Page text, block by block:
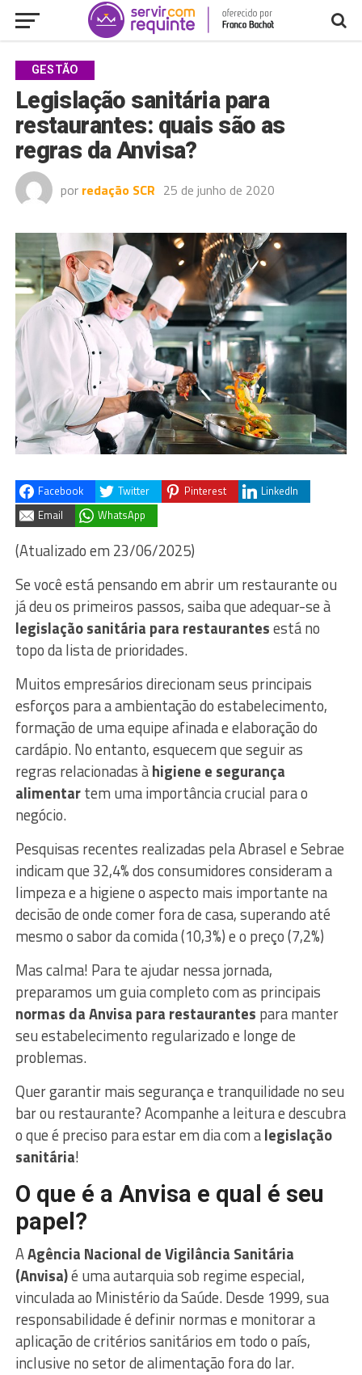
GESTÃO
Legislação sanitária para
restaurantes: quais são as
regras da Anvisa?
por redação SCR 25 de junho de 2020
Facebook Twitter Pinterest
LinkedIn
Email
WhatsApp
(Atualizado em 23/06/2025)
Se você está pensando em abrir um restaurante ou
já deu os primeiros passos, saiba que adequar-se à
legislação sanitária para restaurantesestá no
topo da lista de prioridades.
Muitos empresários direcionam seus principais
esforços para a ambientação do estabelecimento,
formação de uma equipe afinada e elaboração do
cardápio. No entanto, esquecem que seguir as
regras relacionadas àhigiene e segurança
alimentartem uma importância crucial para o
negócio.
Pesquisas recentes realizadas pela Abrasel e Sebrae
indicam que 32,4% dos consumidores consideram a
limpeza e a higiene o aspecto mais importante na
decisão de onde comer fora de casa, superando até
mesmo o sabor da comida (10,3%) e o preço (7,2%)
Mas calma! Para te ajudar nessa jornada,
preparamos um guia completo com as principais
normas da Anvisa para restaurantes para manter
seu estabelecimento regularizado e longe de
problemas.
Quer garantir mais segurança e tranquilidade no seu
bar ou restaurante? Acompanhe a leitura e descubra
o que é preciso para estar em dia com alegislação
sanitária!
O que é a Anvisa e qual é seu
papel?
AAgência Nacional de Vigilância Sanitária
(Anvisa)é uma autarquia sob regime especial,
vinculada ao Ministério da Saúde. Desde 1999, sua
responsabilidade é definir normas e monitorar a
aplicação de critérios sanitários em todo o país,
inclusive no setor de alimentação fora do lar.